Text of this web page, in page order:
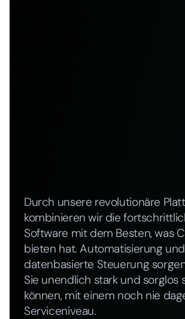
Durch unsere revolutionäre
kombinieren wir die
Software mit dem Besten, was
bieten hat. Automatisierung und
datenbasierte Steuerung
Sie unendlich stark und sorglos
können, mit einem noch nie
Serviceniveau.